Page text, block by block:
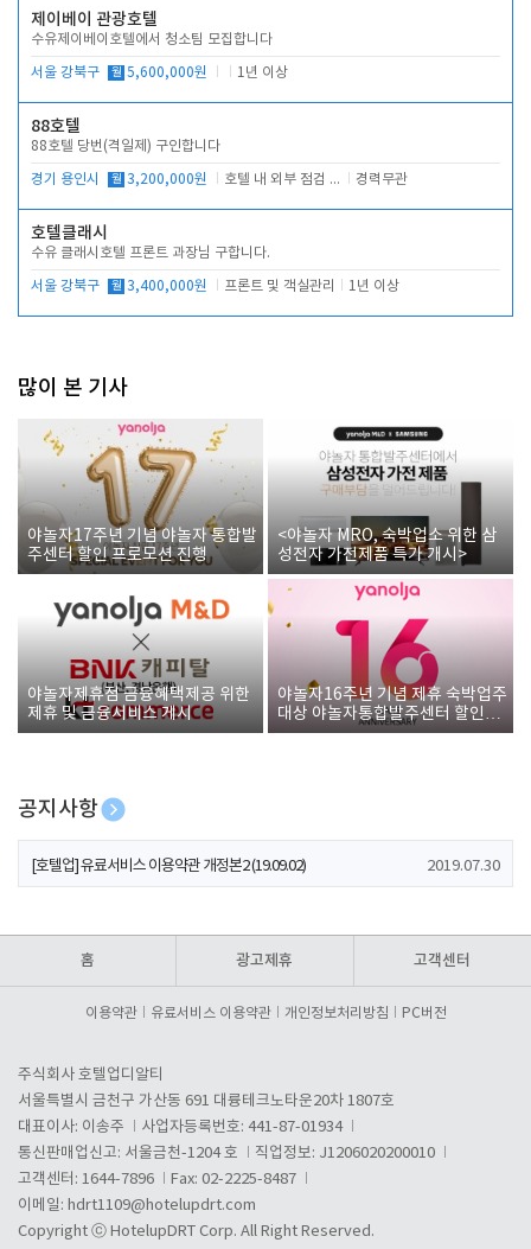
제이베이 관광호텔
수유제이베이호텔에서 청소팀 모집합니다
서울 강북구 월 5,600,000원 1년 이상
88호텔
88호텔 당번(격일제) 구인합니다
경기 용인시 월 3,200,000원 호텔 내 외부 점검 및 프런트 운영 경력무관
호텔클래시
수유 클래시호텔 프론트 과장님 구합니다.
서울 강북구 월 3,400,000원 프론트 및 객실관리 1년 이상
많이 본 기사
야놀자17주년 기념 야놀자 통합발
주센터 할인 프로모션 진행
<야놀자 MRO, 숙박업소 위한 삼
성전자 가전제품 특가 개시>
야놀자제휴점 금융혜택제공 위한
제휴 및 금융서비스 게시
야놀자16주년 기념 제휴 숙박업주
대상 야놀자통합발주센터 할인쿠
폰 증정
공지사항
[호텔업] 개인정보 처리방침 개정본1 (19.09.02)
[호텔업] 유료서비스 이용약관 개정본2 (19.09.02) 2019.07.30
홈 광고제휴 고객센터
이용약관 유료서비스 이용약관 개인정보처리방침 PC버전
주식회사 호텔업디알티
서울특별시 금천구 가산동 691 대륭테크노타운20차 1807호
대표이사: 이송주
사업자등록번호: 441-87-01934
통신판매업신고: 서울금천-1204 호
직업정보: J1206020200010
고객센터: 1644-7896
Fax: 02-2225-8487
이메일: hdrt1109@hotelupdrt.com
Copyright ⓒ HotelupDRT Corp. All Right Reserved.